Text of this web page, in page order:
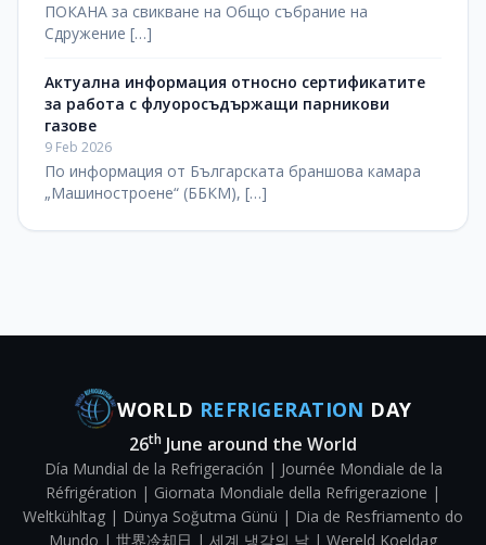
ПОКАНА за свикване на Общо събрание на
Сдружение […]
Актуална информация относно сертификатите
за работа с флуоросъдържащи парникови
газове
9 Feb 2026
По информация от Българската браншова камара
„Машиностроене“ (ББКМ), […]
WORLD REFRIGERATION DAY
26th June around the World
Día Mundial de la Refrigeración | Journée Mondiale de la
Réfrigération | Giornata Mondiale della Refrigerazione |
Weltkühltag | Dünya Soğutma Günü | Dia de Resfriamento do
Mundo | 世界冷却日 | 세계 냉각의 날 | Wereld Koeldag